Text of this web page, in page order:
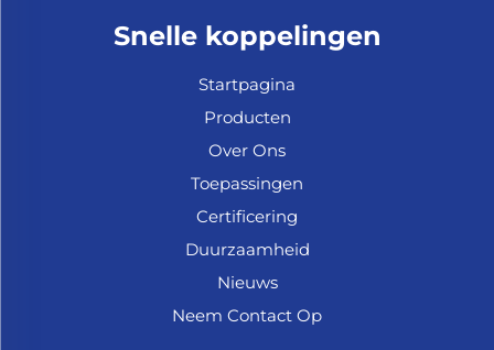
Snelle koppelingen
Startpagina
Producten
Over Ons
Toepassingen
Certificering
Duurzaamheid
Nieuws
Neem Contact Op